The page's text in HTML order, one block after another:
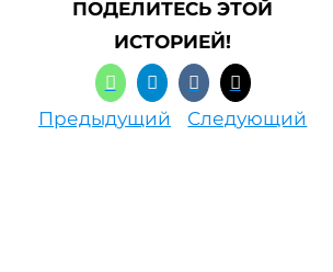
ПОДЕЛИТЕСЬ ЭТОЙ
ИСТОРИЕЙ!
Предыдущий Следующий